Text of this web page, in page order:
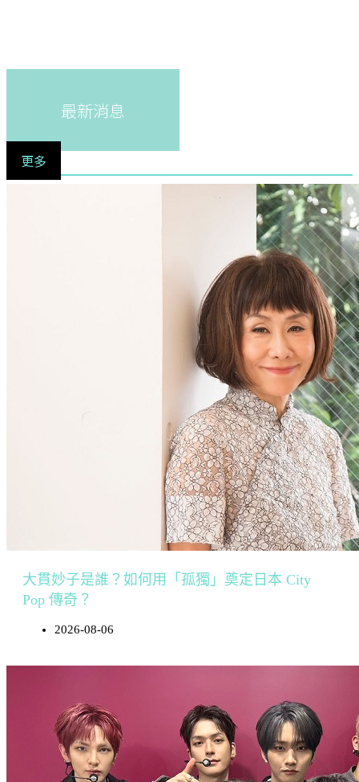
最新消息
更多
大貫妙子是誰？如何用「孤獨」奠定日本 City
Pop 傳奇？
2026-08-06